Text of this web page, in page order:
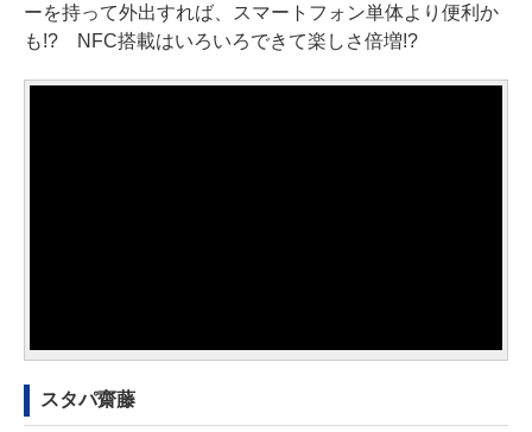
ーを持って外出すれば、スマートフォン単体より便利か
も!? NFC搭載はいろいろできて楽しさ倍増!?
スタパ齋藤